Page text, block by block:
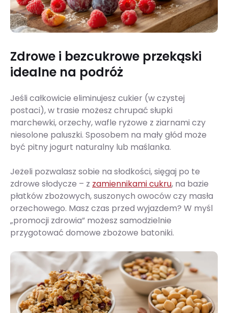
Zdrowe i bezcukrowe przekąski
idealne na podróż
Jeśli całkowicie eliminujesz cukier (w czystej
postaci), w trasie możesz chrupać słupki
marchewki, orzechy, wafle ryżowe z ziarnami czy
niesolone paluszki. Sposobem na mały głód może
być pitny jogurt naturalny lub maślanka.
Jeżeli pozwalasz sobie na słodkości, sięgaj po te
zdrowe słodycze – z zamiennikami cukru, na bazie
płatków zbożowych, suszonych owoców czy masła
orzechowego. Masz czas przed wyjazdem? W myśl
„promocji zdrowia” możesz samodzielnie
przygotować domowe zbożowe batoniki.